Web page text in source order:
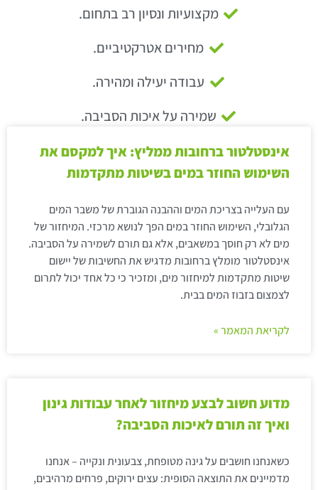
מקצועיות ונסיון רב בתחום.
מחירים אטרקטיביים.
עבודה יעילה ומהירה.
שמירה על איכות הסביבה.
אינסטלטור ברחובות ממליץ: איך למקסם את
השימוש החוזר במים בשיטות מתקדמות
עם העלייה בצריכת המים וההבנה הגוברת של משבר המים
הגלובלי, השימוש החוזר במים הפך לנושא מרכזי. המיחזור של
מים לא רק חוסך במשאבים, אלא גם תורם לשמירה על הסביבה.
אינסטלטור מומלץ ברחובות מדגיש את החשיבות של יישום
שיטות מתקדמות למיחזור מים, ומזכיר כי כל אחד יכול לתרום
לצמצום בזבוז המים בבית.
לקריאת המאמר »
מדוע חשוב לבצע מיחזור לאחר עבודות גינון
ואיך זה תורם לאיכות הסביבה?
כשאנחנו חושבים על גינה מטופחת, צבעונית ונקייה – אנחנו
מדמיינים את התוצאה הסופית: עצים ירוקים, פרחים מרהיבים,